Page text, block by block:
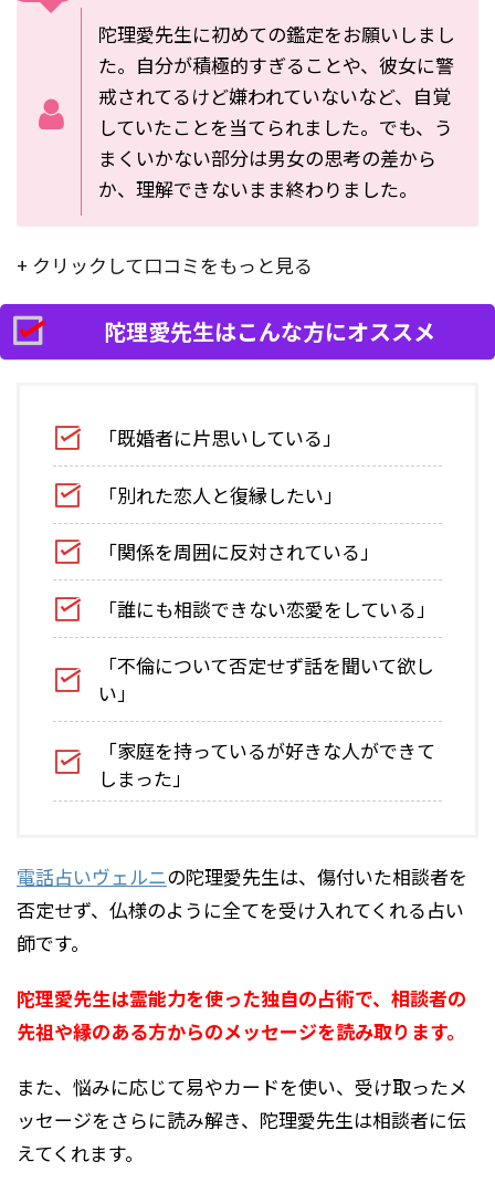
陀理愛先生に初めての鑑定をお願いしまし
た。自分が積極的すぎることや、彼女に警
戒されてるけど嫌われていないなど、自覚
していたことを当てられました。でも、う
まくいかない部分は男女の思考の差から
か、理解できないまま終わりました。
+ クリックして口コミをもっと見る
陀理愛先生はこんな方にオススメ
「既婚者に片思いしている」
「別れた恋人と復縁したい」
「関係を周囲に反対されている」
「誰にも相談できない恋愛をしている」
「不倫について否定せず話を聞いて欲し
い」
「家庭を持っているが好きな人ができて
しまった」
電話占いヴェルニの陀理愛先生は、傷付いた相談者を
否定せず、仏様のように全てを受け入れてくれる占い
師です。
陀理愛先生は霊能力を使った独自の占術で、相談者の
先祖や縁のある方からのメッセージを読み取ります。
また、悩みに応じて易やカードを使い、受け取ったメ
ッセージをさらに読み解き、陀理愛先生は相談者に伝
えてくれます。